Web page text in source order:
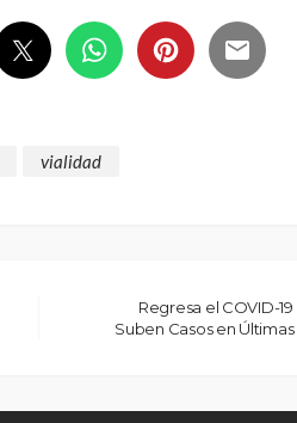
vialidad
Regresa el COVID-
Suben Casos en